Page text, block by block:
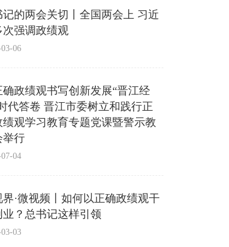
记的两会关切丨全国两会上 习近
次强调政绩观
06
确政绩观书写创新发展“晋江经
代答卷 晋江市委树立和践行正
绩观学习教育专题党课暨警示教
举行
04
界·微视频丨如何以正确政绩观干
业？总书记这样引领
03